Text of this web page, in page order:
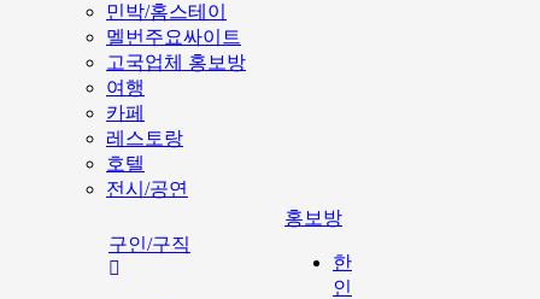
민박/홈스테이
멜번주요싸이트
고국업체 홍보방
여행
카페
레스토랑
호텔
전시/공연
구인/구직
홍보방
한
인